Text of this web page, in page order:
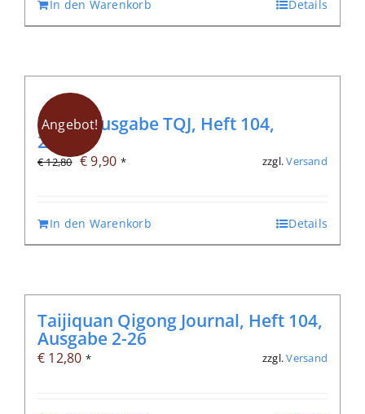
In den Warenkorb Details
Angebot!
Digitalausgabe TQJ, Heft 104,
2/2026
€12,80 Ursprünglicher
€ 12,80
€9,90Aktueller
€ 9,90.
* zzgl.Versand
In den Warenkorb Details
Taijiquan Qigong Journal, Heft 104,
Ausgabe 2-26
€ 12,80 * zzgl.Versand